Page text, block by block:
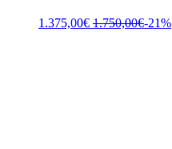
1.375,00€ 1.750,00€-21%